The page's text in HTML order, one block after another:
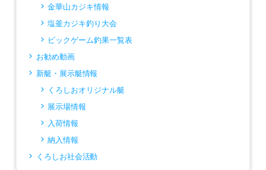
金華山カジキ情報
塩釜カジキ釣り大会
ビックゲーム釣果一覧表
お勧め動画
新艇・展示艇情報
くろしおオリジナル艇
展示場情報
入荷情報
納入情報
くろしお社会活動